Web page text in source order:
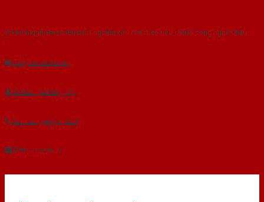
Với kinh nghiệm nhiêu năm nghiên cứu cửa theo tiêu chuẩn công nghệ Châu
Gửi yêu cầu tư vấn
Tải báo giá tổng hợp
Yêu cầu gọi lại (3 phút)
Dành cho đại lý